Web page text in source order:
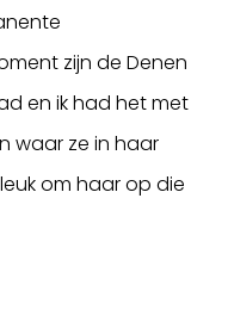
zijn de Denen
en ik had het met
waar ze in haar
om haar op die